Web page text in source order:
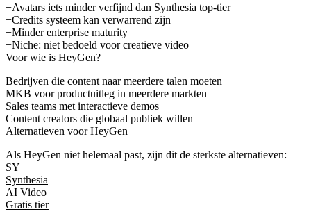
−Avatars iets minder verfijnd dan Synthesia top-tier
−Credits systeem kan verwarrend zijn
−Minder enterprise maturity
−Niche: niet bedoeld voor creatieve video
Voor wie is HeyGen?
Bedrijven die content naar meerdere talen moeten
MKB voor productuitleg in meerdere markten
Sales teams met interactieve demos
Content creators die globaal publiek willen
Alternatieven voorHeyGen
Als HeyGen niet helemaal past, zijn dit de sterkste alternatieven:
SY
Synthesia
AI Video
Gratis tier